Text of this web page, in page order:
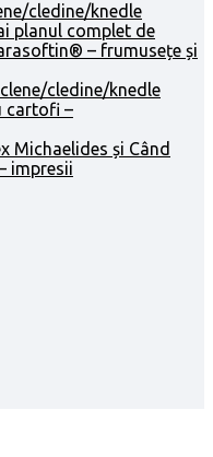
cledine/knedle
planul complet de
– frumusețe și
cledine/knedle
cartofi –
Michaelides și Când
impresii